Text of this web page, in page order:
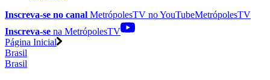
Inscreva-se no canal MetrópolesTV noYouTubeMetrópolesTV
Inscreva-se na MetrópolesTV
Página Inicial
Brasil
Brasil